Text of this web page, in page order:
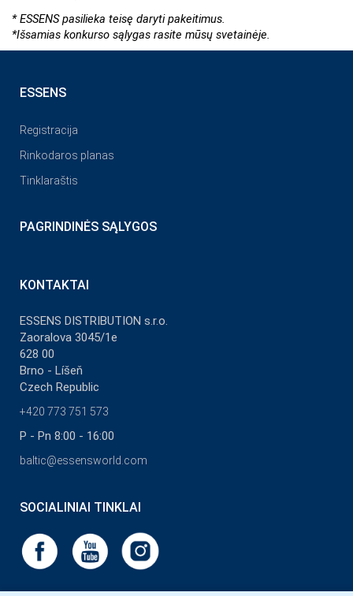
* ESSENS pasilieka teisę daryti pakeitimus.
*Išsamias konkurso sąlygas rasite mūsų svetainėje.
ESSENS
Registracija
Rinkodaros planas
Tinklaraštis
PAGRINDINĖS SĄLYGOS
KONTAKTAI
ESSENS DISTRIBUTION s.r.o.
Zaoralova 3045/1e
628 00
Brno - Líšeň
Czech Republic
+420 773 751 573
P - Pn 8:00 - 16:00
baltic@essensworld.com
SOCIALINIAI TINKLAI